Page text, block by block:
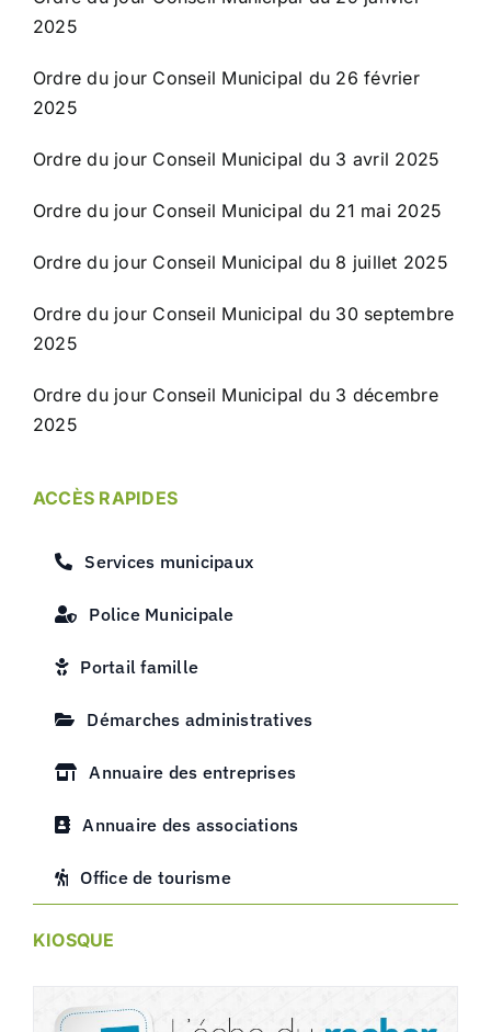
2025
Ordre du jour Conseil Municipal du 26 février
2025
Ordre du jour Conseil Municipal du 3 avril 2025
Ordre du jour Conseil Municipal du 21 mai 2025
Ordre du jour Conseil Municipal du 8 juillet 2025
Ordre du jour Conseil Municipal du 30 septembre
2025
Ordre du jour Conseil Municipal du 3 décembre
2025
ACCÈS RAPIDES
Services municipaux
Police Municipale
Portail famille
Démarches administratives
Annuaire des entreprises
Annuaire des associations
Office de tourisme
KIOSQUE